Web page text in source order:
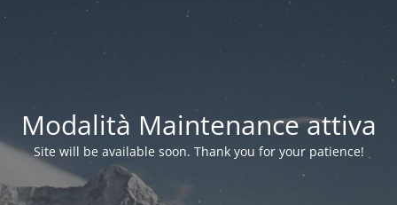
Modalità Maintenance attiva
Site will be available soon. Thank you for your patience!